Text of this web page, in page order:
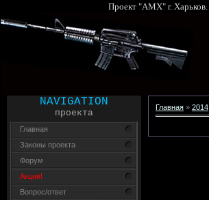
Проект "AMX" г. Харьков.
NAVIGATION
проекта
Главная
Законы проекта
Форум
Акции!
Вопрос/ответ
Главная » 2014